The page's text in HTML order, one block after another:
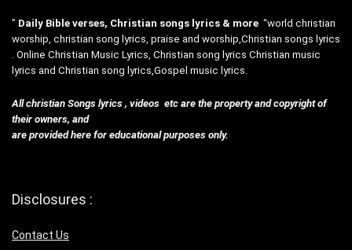
” Daily Bible verses, Christian songs lyrics & more “world christian
worship, christian song lyrics, praise and worship,Christian songs lyrics
. Online Christian Music Lyrics, Christian song lyrics Christian music
lyrics and Christian song lyrics,Gospel music lyrics.
All christian Songs lyrics , videos etc are the property and copyright of
their owners, and
are provided here for educational purposes only.
Disclosures :
Contact Us